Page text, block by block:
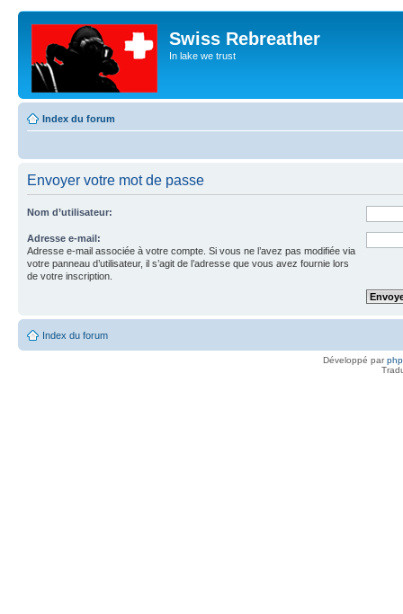
Swiss Rebreather
In lake we trust
Index du forum
Envoyer votre mot de passe
Nom d’utilisateur:
Adresse e-mail:
Adresse e-mail associée à votre compte. Si vous ne l’avez pas modifiée via
votre panneau d’utilisateur, il s’agit de l’adresse que vous avez fournie lors
de votre inscription.
Index du forum
Développé par